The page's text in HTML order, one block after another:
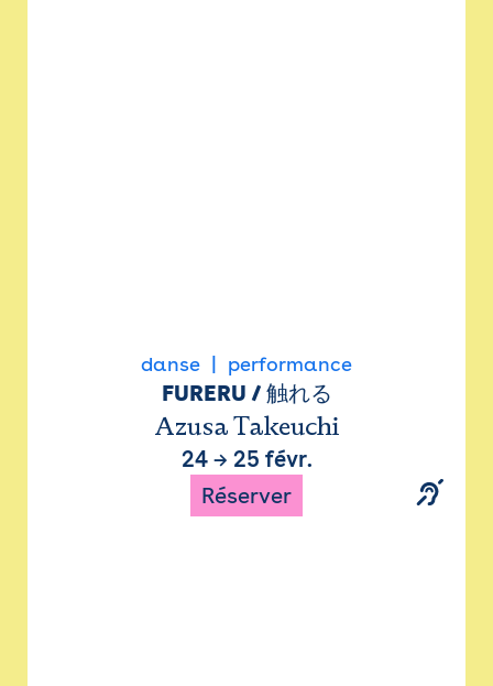
danse performance
FURERU / 触れる
Azusa Takeuchi
24→ 25 févr.
Réserver